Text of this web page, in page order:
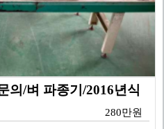
의/벼 파종기/2016년식
280만원